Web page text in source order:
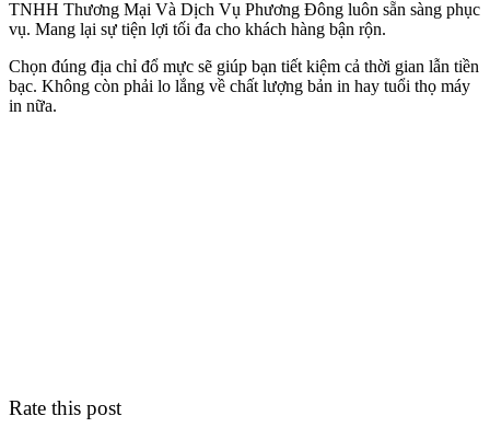
TNHH Thương Mại Và Dịch Vụ Phương Đông luôn sẵn sàng phục
vụ. Mang lại sự tiện lợi tối đa cho khách hàng bận rộn.
Chọn đúng địa chỉ đổ mực sẽ giúp bạn tiết kiệm cả thời gian lẫn tiền
bạc. Không còn phải lo lắng về chất lượng bản in hay tuổi thọ máy
in nữa.
Rate this post